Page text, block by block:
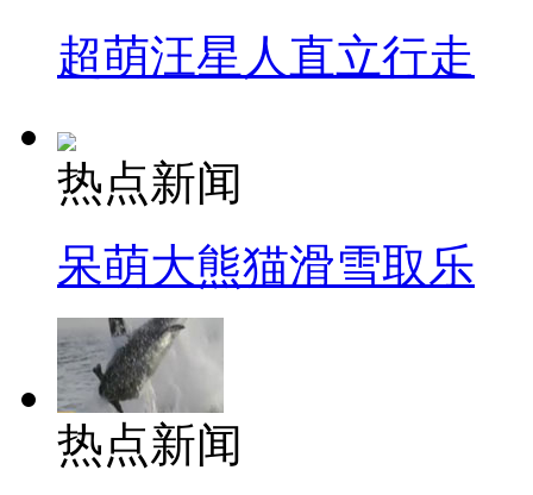
超萌汪星人直立行走
热点新闻
呆萌大熊猫滑雪取乐
热点新闻